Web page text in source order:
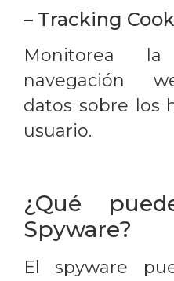
– Tracking
Monitorea
navegación
datos sobre los
usuario.
¿Qué
Spyware?
El spyware